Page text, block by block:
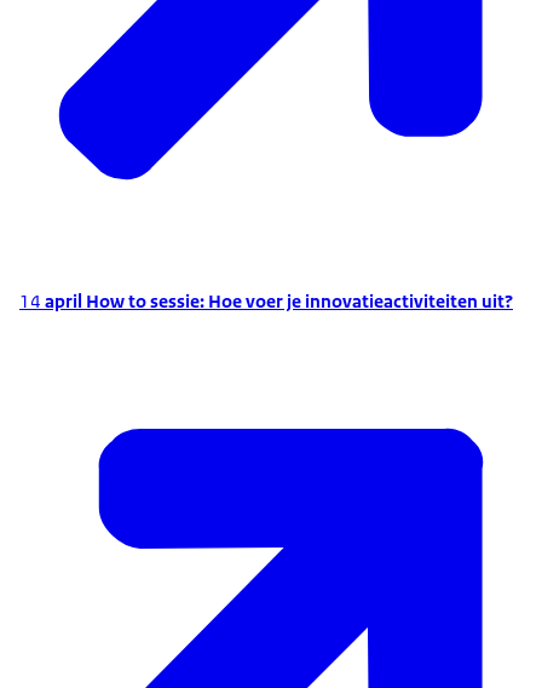
14 april How to sessie: Hoe voer je innovatieactiviteiten uit?